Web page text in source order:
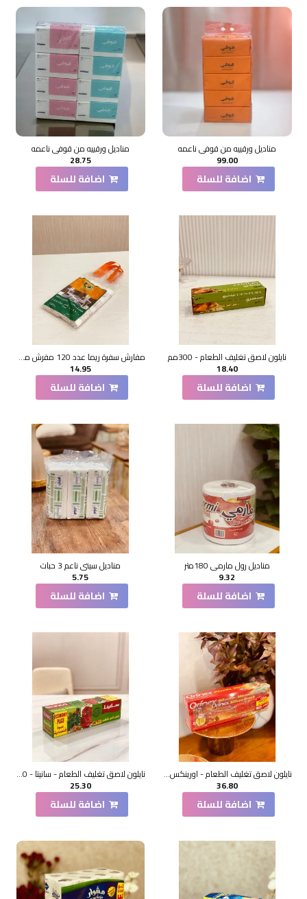
مناديل ورقييه من قوفي ناعمه
99.00
اضافة للسلة
مناديل ورقييه من قوفي ناعمه
28.75
اضافة للسلة
نايلون لاصق تغليف الطعام - 300مم
18.40
اضافة للسلة
مفارش سفرة ريما عدد 120 مفرش مقاس 110*100 سم
14.95
اضافة للسلة
مناديل رول مارمي 180متر
9.32
اضافة للسلة
مناديل سيتي ناعم 3 حبات
5.75
اضافة للسلة
نايلون لاصق تغليف الطعام - اورينكس- 30 سم
36.80
اضافة للسلة
نايلون لاصق تغليف الطعام - سانيتا - 300مم
25.30
اضافة للسلة